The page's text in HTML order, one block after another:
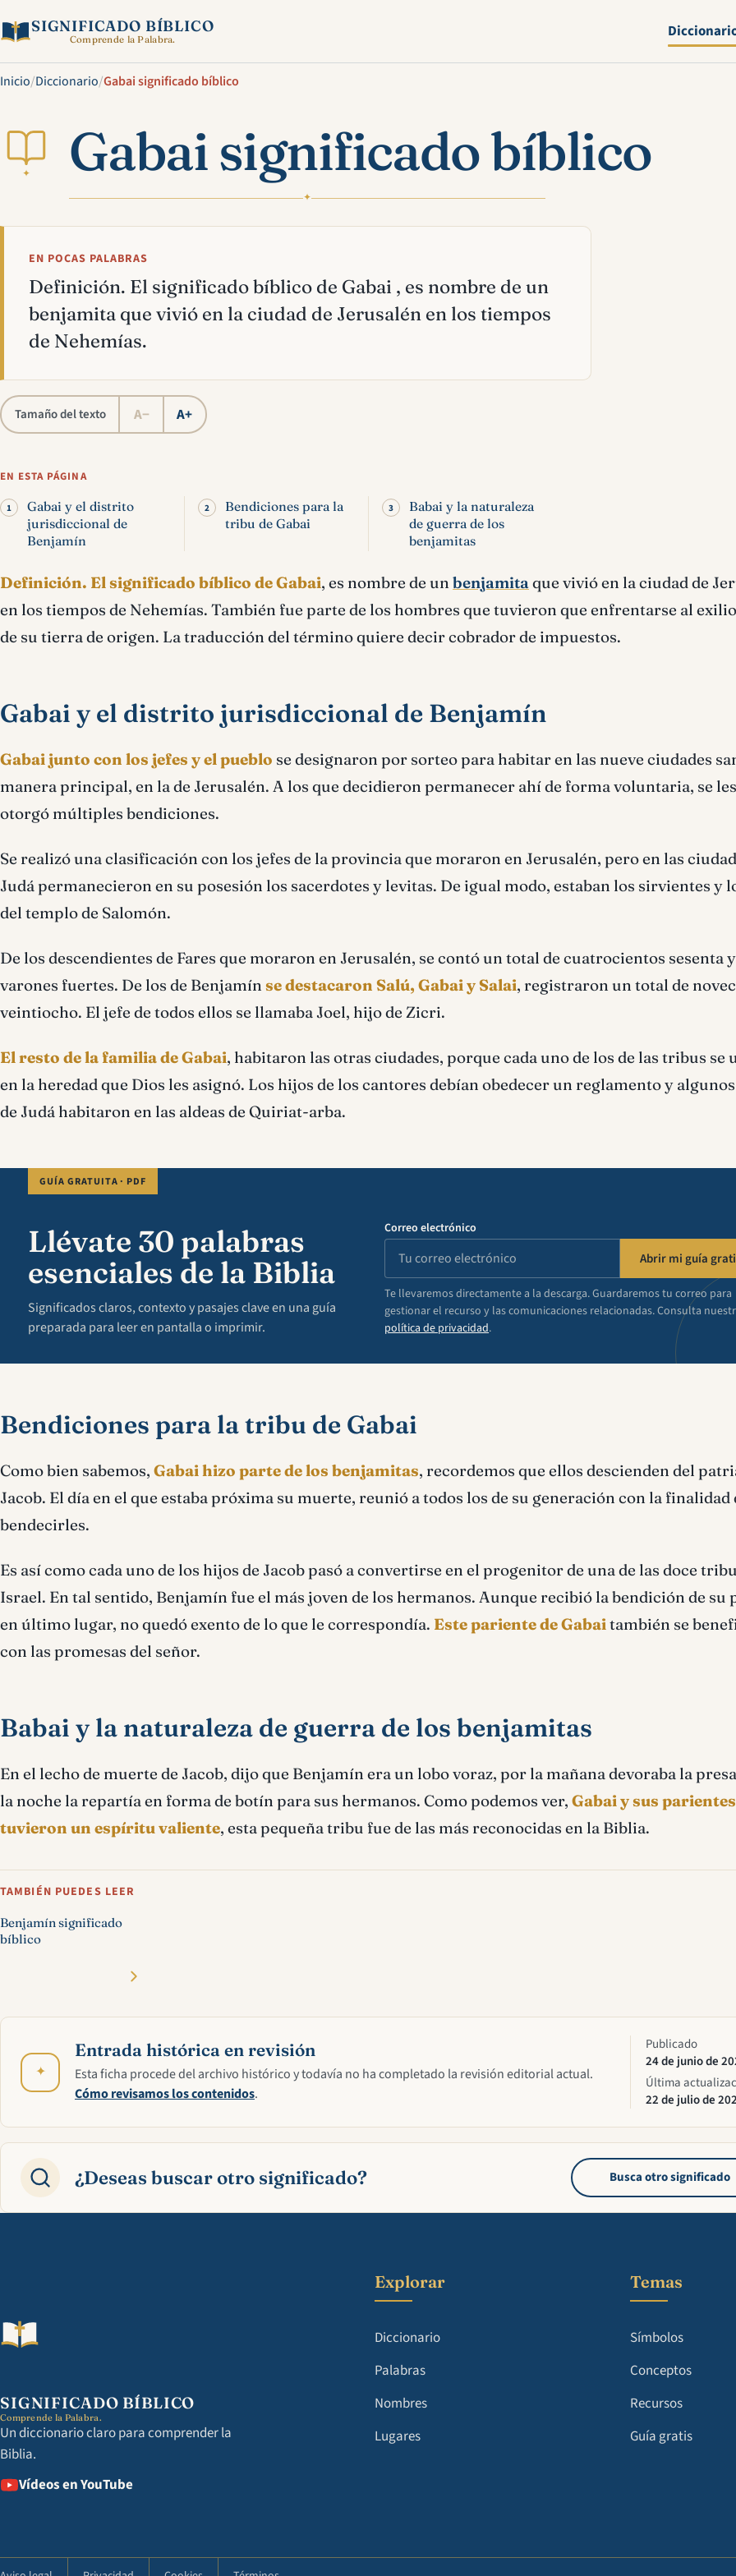
SIGNIFICADO BÍBLICO
Comprende la Palabra.
Inicio/Diccionario/Gabai significado bíblico
✦ Gabai significado bíblico
✦
EN POCAS PALABRAS
Definición. El significado bíblico de Gabai , es nombre de un
benjamita que vivió en la ciudad de Jerusalén en los tiempos
de Nehemías.
Tamaño del texto A− A+
EN ESTA PÁGINA
Gabai y el distrito
jurisdiccional de
Benjamín
Bendiciones para la
tribu de Gabai
Babai y la naturaleza
de guerra de los
benjamitas
Definición. El significado bíblico de Gabai, es nombre de un benjamitaque vivió en la ciudad de
en los tiempos de Nehemías. También fue parte de los hombres que tuvieron que enfrentarse al
de su tierra de origen. La traducción del término quiere decir cobrador de impuestos.
Gabai y el distrito jurisdiccional de Benjamín
Gabai junto con los jefes y el pueblo se designaron por sorteo para habitar en las nueve ciudades
manera principal, en la de Jerusalén. A los que decidieron permanecer ahí de forma voluntaria, se les
otorgó múltiples bendiciones.
Se realizó una clasificación con los jefes de la provincia que moraron en Jerusalén, pero en las
Judá permanecieron en su posesión los sacerdotes y levitas. De igual modo, estaban los sirvientes y
del templo de Salomón.
De los descendientes de Fares que moraron en Jerusalén, se contó un total de cuatrocientos sesenta
varones fuertes. De los de Benjamín se destacaron Salú, Gabai y Salai, registraron un total de
veintiocho. El jefe de todos ellos se llamaba Joel, hijo de Zicri.
El resto de la familia de Gabai, habitaron las otras ciudades, porque cada uno de los de las tribus se
en la heredad que Dios les asignó. Los hijos de los cantores debían obedecer un reglamento y
de Judá habitaron en las aldeas de Quiriat-arba.
GUÍA GRATUITA · PDF
Llévate 30 palabras
esenciales de la Biblia
Significados claros, contexto y pasajes clave en una guía
preparada para leer en pantalla o imprimir.
Correo electrónico
Abrir mi guía
Te llevaremos directamente a la descarga. Guardaremos tu correo para
gestionar el recurso y las comunicaciones relacionadas. Consulta
política de privacidad.
Bendiciones para la tribu de Gabai
Como bien sabemos, Gabai hizo parte de los benjamitas, recordemos que ellos descienden del
Jacob. El día en el que estaba próxima su muerte, reunió a todos los de su generación con la finalidad
bendecirles.
Es así como cada uno de los hijos de Jacob pasó a convertirse en el progenitor de una de las doce
Israel. En tal sentido, Benjamín fue el más joven de los hermanos. Aunque recibió la bendición de su
en último lugar, no quedó exento de lo que le correspondía. Este pariente de Gabaitambién se
con las promesas del señor.
Babai y la naturaleza de guerra de los benjamitas
En el lecho de muerte de Jacob, dijo que Benjamín era un lobo voraz, por la mañana devoraba la
la noche la repartía en forma de botín para sus hermanos. Como podemos ver, Gabai y sus parientes
tuvieron un espíritu valiente, esta pequeña tribu fue de las más reconocidas en la Biblia.
TAMBIÉN PUEDES LEER
Benjamín significado
bíblico
✦
Entrada histórica en revisión
Esta ficha procede del archivo histórico y todavía no ha completado la revisión editorial actual.
Cómo revisamos los contenidos.
Publicado
24 de junio de
Última
22 de julio de
¿Deseas buscar otro significado? Busca otro significado
SIGNIFICADO BÍBLICO
Comprende la Palabra.
Un diccionario claro para comprender la
Biblia.
Vídeos en YouTube
Explorar
Diccionario
Palabras
Nombres
Lugares
Temas
Símbolos
Conceptos
Recursos
Guía gratis